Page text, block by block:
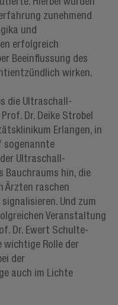
zunehmend
und
erfolgreich
Beeinflussung des
wirken.
die Ultraschall-
Dr. Deike Strobel
Erlangen, in
sogenannte
Ultraschall-
Bauchraums hin, die
Ärzten raschen
Und zum
Veranstaltung
Dr. Ewert Schulte-
wichtige Rolle der
der
auch im Lichte